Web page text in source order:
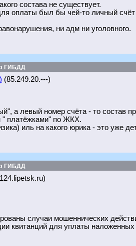
состава не существует.
оплаты был бы чей-то личный
ни адм ни уголовного.
ГИБДД
(85.249.20.---)
а левый номер счёта - то состав
" платёжками" по ЖКХ.
иль на какого юрика - это уже
ГИБДД
случаи мошеннических
квитанций для уплаты